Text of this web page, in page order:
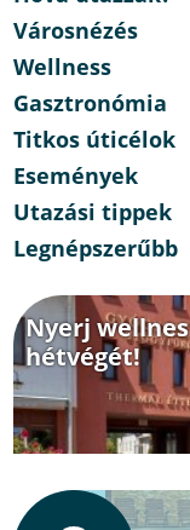
Városnézés
Wellness
Gasztronómia
Titkos úticélok
Események
Utazási tippek
Legnépszerűbb
Nyerj
hétvégét!